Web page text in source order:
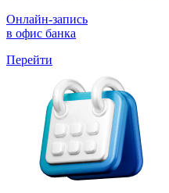
Онлайн-запись
в офис банка
Перейти